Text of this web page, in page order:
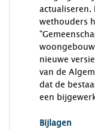
actualiseren.
wethouders
nieuwe
van de
dat de
een
Bijlagen